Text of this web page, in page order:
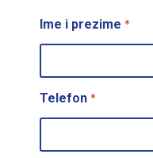
Ime i prezime *
Telefon *